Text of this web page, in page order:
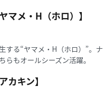
マメ・H（ホロ）】
する“ヤマメ・H（ホロ）”。ナ
もオールシーズン活躍。
カキン】